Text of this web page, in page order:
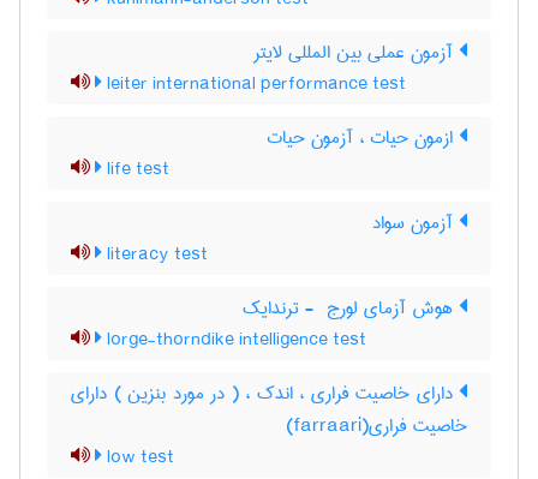
آزمون عملی بین المللی لایتر
leiter international performance test
ازمون حیات ، آزمون حیات
life test
آزمون سواد
literacy test
هوش آزمای لورج ‎ - ترندایک
lorge-thorndike intelligence test
دارای خاصیت فراری ، اندک ، ( در مورد بنزین ) دارای
خاصیت فراری(farraari)
low test